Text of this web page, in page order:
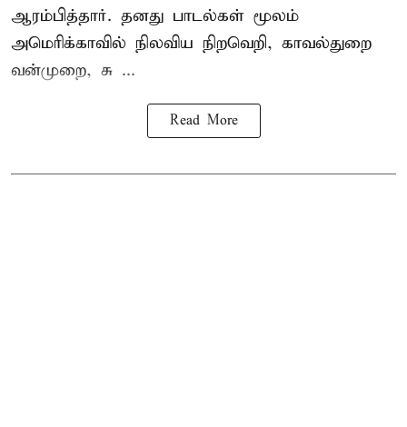
ஆரம்பித்தார். தனது பாடல்கள் மூலம்
அமெரிக்காவில் நிலவிய நிறவெறி, காவல்துறை
வன்முறை, சு ...
Read More